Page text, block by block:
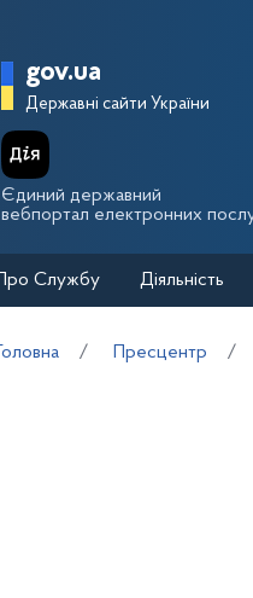
Головна
gov.ua
Державні сайти України
Єдиний державний
вебпортал електронних
Про Службу Діяльність
Головна Пресцентр